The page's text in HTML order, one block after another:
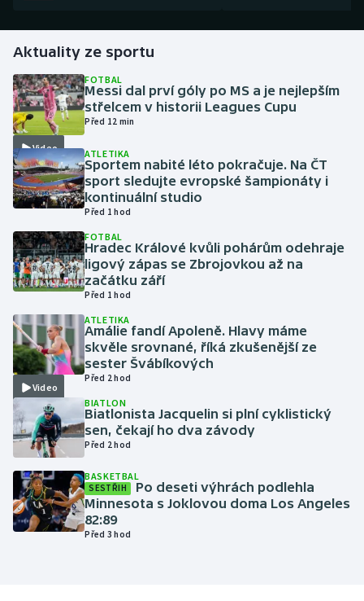
Florbal
Golf
Gymnastika
Házená
Judo
Krasobruslení
Lezení
Lyže a snowboard
Moderní pětiboj
Motorsport
Olympijské hry
Parasport
Aktuality ze sportu
Video
FOTBAL
Messi dal prví góly po MS a je nejlepším
střelcem v historii Leagues Cupu
Před 12 min
ATLETIKA
Sportem nabité léto pokračuje. Na ČT
sport sledujte evropské šampionáty i
kontinuální studio
Před 1 hod
FOTBAL
Hradec Králové kvůli pohárům odehraje
ligový zápas se Zbrojovkou až na
začátku září
Před 1 hod
Video
ATLETIKA
Amálie fandí Apoleně. Hlavy máme
skvěle srovnané, říká zkušenější ze
sester Švábíkových
Před 2 hod
BIATLON
Biatlonista Jacquelin si plní cyklistický
sen, čekají ho dva závody
Před 2 hod
BASKETBAL
SESTŘIH
Po deseti výhrách podlehla
Minnesota s Joklovou doma Los Angeles
82:89
Před 3 hod